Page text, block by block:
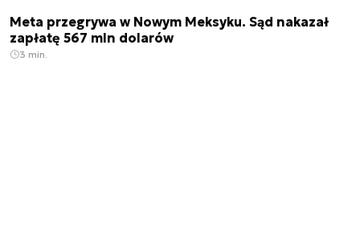
Meta przegrywa w Nowym Meksyku. Sąd nakazał
zapłatę 567 mln dolarów
3 min.